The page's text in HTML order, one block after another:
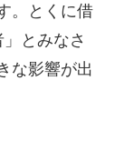
。とくに借
とみなさ
な影響が出